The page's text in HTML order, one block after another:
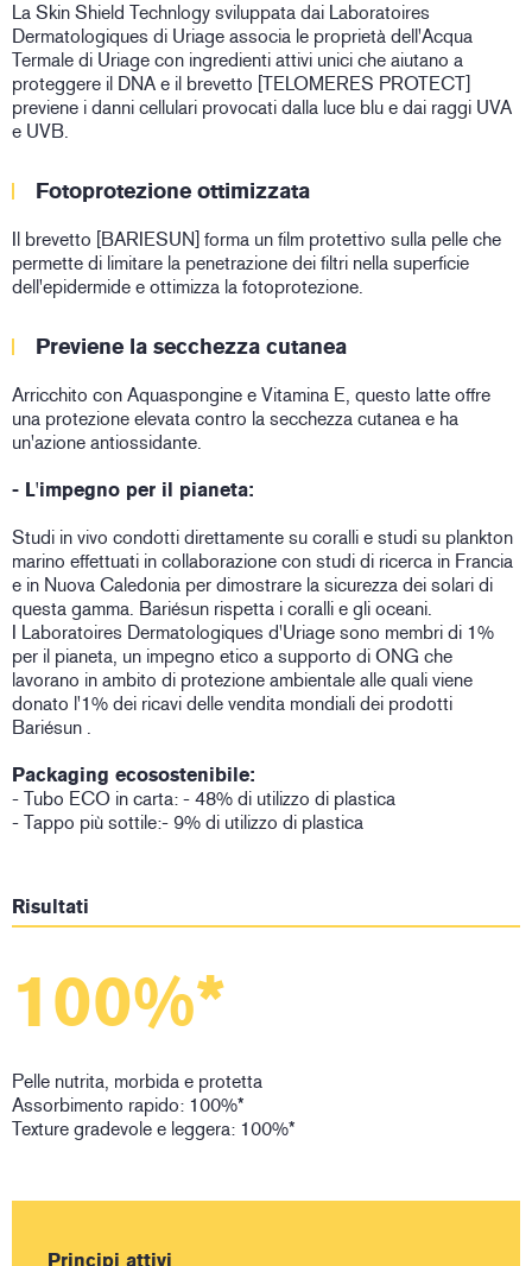
La Skin Shield Technlogy sviluppata dai Laboratoires
Dermatologiques di Uriage associa le proprietà dell'Acqua
Termale di Uriage con ingredienti attivi unici che aiutano a
proteggere il DNA e il brevetto [TELOMERES PROTECT]
previene i danni cellulari provocati dalla luce blu e dai raggi UVA
e UVB.
Fotoprotezione ottimizzata
Il brevetto [BARIESUN] forma un film protettivo sulla pelle che
permette di limitare la penetrazione dei filtri nella superficie
dell'epidermide e ottimizza la fotoprotezione.
Previene la secchezza cutanea
Arricchito con Aquaspongine e Vitamina E, questo latte offre
una protezione elevata contro la secchezza cutanea e ha
un'azione antiossidante.
- L'impegno per il pianeta:
Studi in vivo condotti direttamente su coralli e studi su plankton
marino effettuati in collaborazione con studi di ricerca in Francia
e in Nuova Caledonia per dimostrare la sicurezza dei solari di
questa gamma. Bariésun rispetta i coralli e gli oceani.
I Laboratoires Dermatologiques d'Uriage sono membri di 1%
per il pianeta, un impegno etico a supporto di ONG che
lavorano in ambito di protezione ambientale alle quali viene
donato l'1% dei ricavi delle vendita mondiali dei prodotti
Bariésun .
Packaging ecosostenibile:
- Tubo ECO in carta: - 48% di utilizzo di plastica
- Tappo più sottile:- 9% di utilizzo di plastica
Risultati
100%*
Pelle nutrita, morbida e protetta
Assorbimento rapido: 100%*
Texture gradevole e leggera: 100%*
Principi attivi